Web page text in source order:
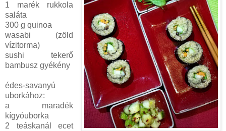
1 marék rukkola
saláta
300 g quinoa
wasabi (zöld
vízitorma)
sushi tekerő
bambusz gyékény
édes-savanyú
uborkához:
a maradék
kígyóuborka
2 teáskanál ecet